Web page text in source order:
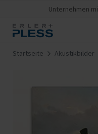
Unternehmen
Startseite Akustikbilder